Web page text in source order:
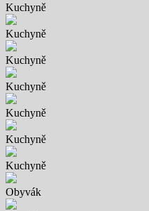
Kuchyně
Kuchyně
Kuchyně
Kuchyně
Kuchyně
Kuchyně
Kuchyně
Obyvák